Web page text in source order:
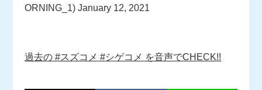
ORNING_1)January 12, 2021
過去の #スズコメ #シゲコメ を音声でCHECK!!